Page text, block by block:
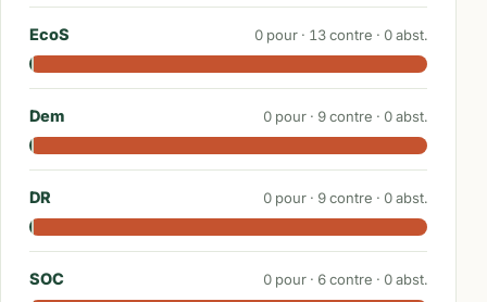
EcoS 0 pour · 13contre · 0abst.
Dem 0 pour · 9contre · 0abst.
DR 0 pour · 9contre · 0abst.
SOC 0 pour · 6contre · 0abst.